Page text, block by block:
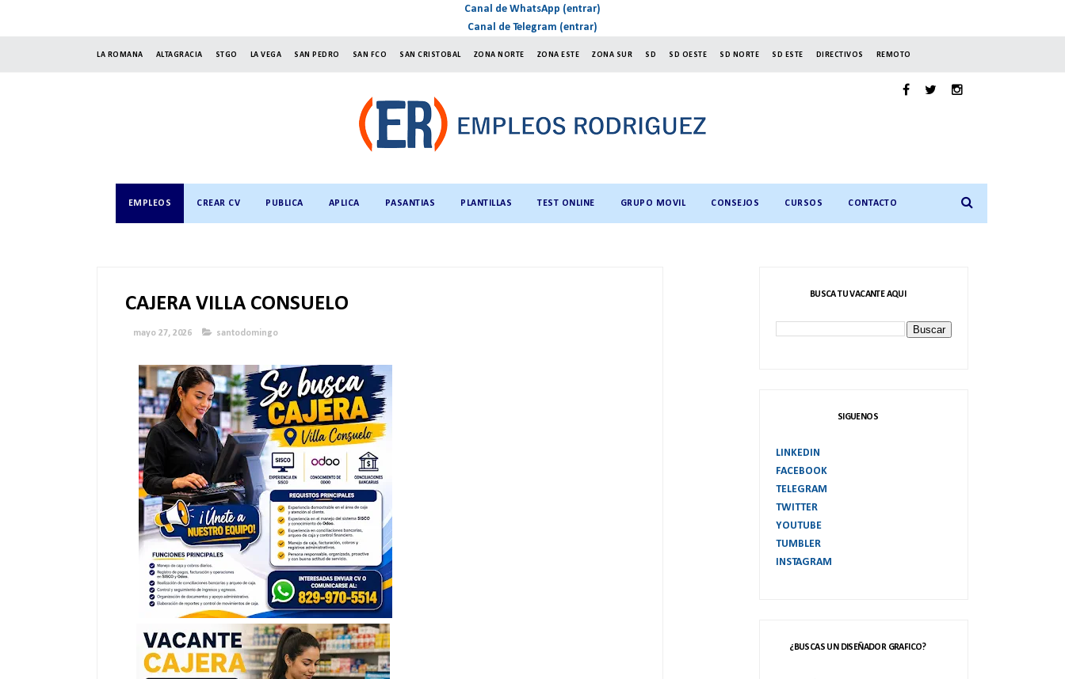
Canal de WhatsApp (entrar)
Canal de Telegram (entrar)
LA ROMANA ALTAGRACIA STGO LA VEGA SAN PEDRO SAN FCO SAN CRISTOBAL ZONA NORTE ZONA ESTE ZONA SUR SD SD OESTE SD NORTE SD ESTE DIRECTIVOS REMOTO
EMPLEOS CREAR CV PUBLICA APLICA PASANTIAS PLANTILLAS TEST ONLINE GRUPO MOVIL CONSEJOS CURSOS CONTACTO
CAJERA VILLA CONSUELO
mayo 27, 2026 santodomingo
BUSCA TU VACANTE AQUI
SIGUENOS
LINKEDIN
FACEBOOK
TELEGRAM
TWITTER
YOUTUBE
TUMBLER
INSTAGRAM
¿BUSCAS UN DISEÑADOR GRAFICO?